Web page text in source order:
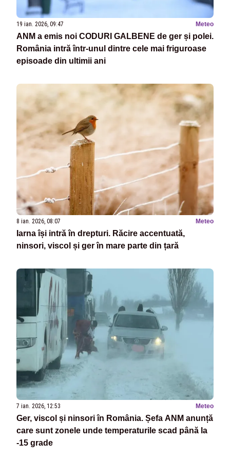
19 ian. 2026, 09:47 Meteo
ANM a emis noi CODURI GALBENE de ger și polei.
România intră într-unul dintre cele mai friguroase
episoade din ultimii ani
8 ian. 2026, 08:07 Meteo
Iarna își intră în drepturi. Răcire accentuată,
ninsori, viscol și ger în mare parte din țară
7 ian. 2026, 12:53 Meteo
Ger, viscol și ninsori în România. Șefa ANM anunță
care sunt zonele unde temperaturile scad până la
-15 grade